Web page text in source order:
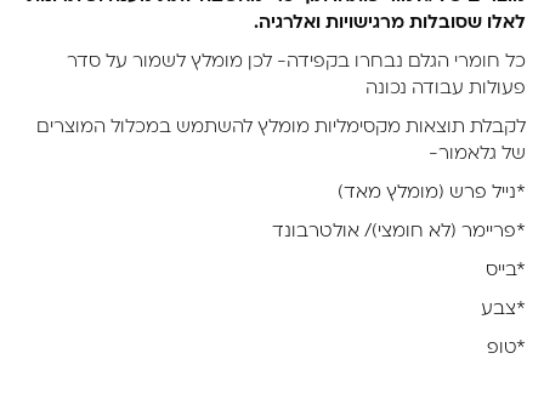
לאלו שסובלות מרגישויות ואלרגיה.
כל חומרי הגלם נבחרו בקפידה- לכן מומלץ לשמור על סדר
פעולות עבודה נכונה
לקבלת תוצאות מקסימליות מומלץ להשתמש במכלול המוצרים
של גלאמור-
*נייל פרש (מומלץ מאד)
*פריימר (לא חומצי)/ אולטרבונד
*בייס
*צבע
*טופ